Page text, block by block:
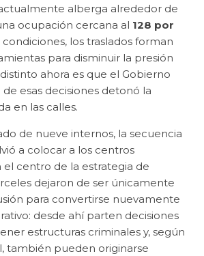
alberga alrededor de
ocupación cercana al 128 por
condiciones, los traslados forman
para disminuir la presión
ahora es que el Gobierno
esas decisiones detonó la
en las calles.
de nueve internos, la secuencia
a colocar a los centros
el centro de la estrategia de
dejaron de ser únicamente
para convertirse nuevamente
desde ahí parten decisiones
estructuras criminales y, según
también pueden originarse